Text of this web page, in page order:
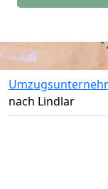
nach Lindlar